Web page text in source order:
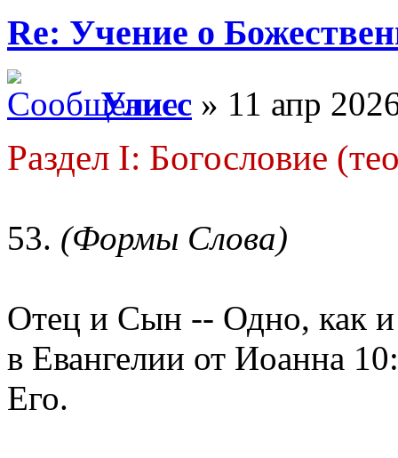
Re: Учение о
Улисс » 11 апр
Раздел I: Богословие
53. (Формы Слова)
Отец и Сын -- Одно, как и
в Евангелии от Иоанна
Его.